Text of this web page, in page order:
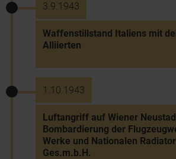
3.9.1943
Waffenstillstand Italiens mit
Alliierten
1.10.1943
Luftangriff auf Wiener
Bombardierung der
Werke und Nationalen Radiator
Ges.m.b.H.